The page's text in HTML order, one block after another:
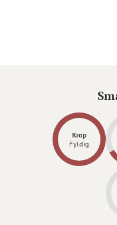
Krop
Fyldig